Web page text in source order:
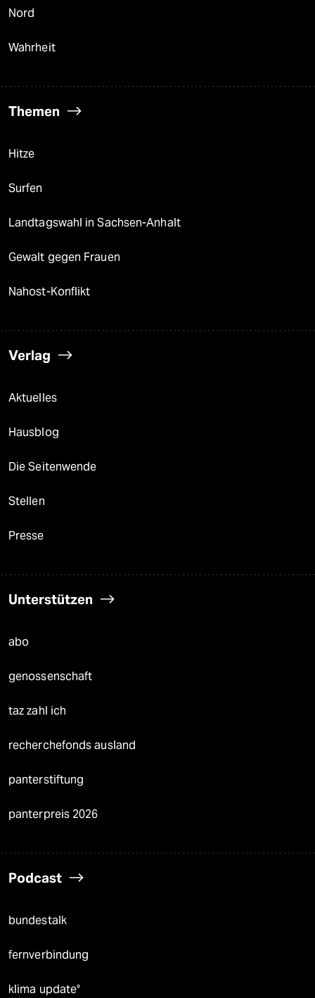
Nord
Wahrheit
Themen
Hitze
Surfen
Landtagswahl in Sachsen-Anhalt
Gewalt gegen Frauen
Nahost-Konflikt
Verlag
Aktuelles
Hausblog
Die Seitenwende
Stellen
Presse
Unterstützen
abo
genossenschaft
taz zahl ich
recherchefonds ausland
panterstiftung
panterpreis 2026
Podcast
bundestalk
fernverbindung
klima update°